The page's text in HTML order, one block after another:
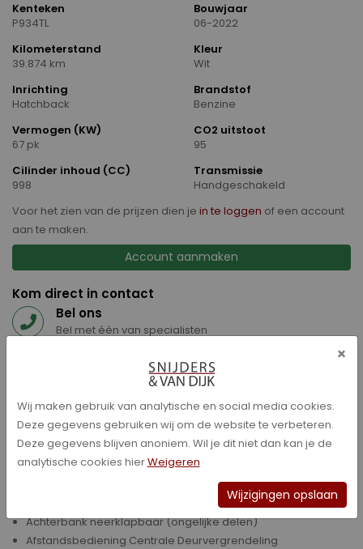
Kenteken
P934TL
Bouwjaar
06-2022
Kilometerstand
39.874 km
Kleur
Wit
Inrichting
Hatchback
Brandstof
Benzine
Vermogen (KW)
67 pk
CO2 uitstoot
95
Cilinder inhoud (CC)
998
Transmissie
Handgeschakeld
Voor het zien van de prijzen dien je in te loggen of een account
aan te maken.
Account aanmaken
Kom direct in contact
Bel ons
Bel met één van specialisten
info@snijders-vandijk.nl
Whatsapp ons
+316 53 58 59 47
Specificaties
Achterbank neerklapbaar (gelijke delen)
Achterbank neerklapbaar (ongelijke delen)
Afstandsbediening Centrale Deurvergrendeling
×
Wij maken gebruik van analytische en social media cookies.
Deze gegevens gebruiken wij om de website te verbeteren.
Deze gegevens blijven anoniem. Wil je dit niet dan kan je de
analytische cookies hierWeigeren
Wijzigingen opslaan